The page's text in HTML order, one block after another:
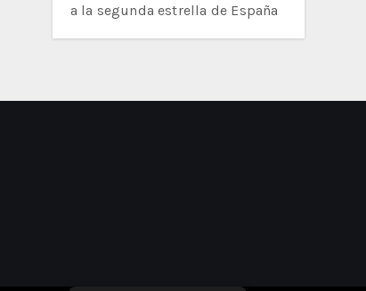
a la segunda estrella de España